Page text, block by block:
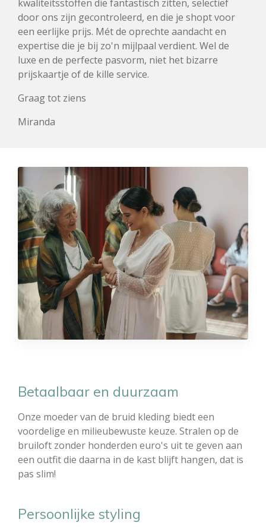
kwaliteitsstoffen die fantastisch zitten, selectief
door ons zijn gecontroleerd, en die je shopt voor
een eerlijke prijs. Mét de oprechte aandacht en
expertise die je bij zo'n mijlpaal verdient. Wel de
luxe en de perfecte pasvorm, niet het bizarre
prijskaartje of de kille service.
Graag tot ziens
Miranda
Betaalbaar en duurzaam
Onze moeder van de bruid kleding biedt een
voordelige en milieubewuste keuze. Stralen op de
bruiloft zonder honderden euro's uit te geven aan
een outfit die daarna in de kast blijft hangen, dat is
pas slim!
Persoonlijke styling